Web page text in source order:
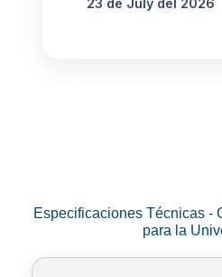
Especificaciones Técnicas -
para la